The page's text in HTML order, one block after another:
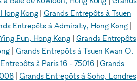
Kong| Grands Entrepôts à Tsuen
Entrepôts à Admiralty, Hong Kong|
Pun, Hong Kong Grands Entrepôts
| Grands Entrepôts à Tsuen Kwan O,
à Paris 16 - 75016 Grands
| Grands Entrepôts à Soho, Londres